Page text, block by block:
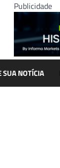
Publicidade
SUA NOTÍCIA